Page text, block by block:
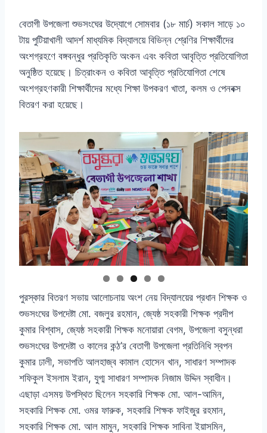
e
r
বেতাগী উপজেলা শুভসংঘের উদ্যোগে সোমবার (১৮ মার্চ) সকাল সাড়ে ১০
টায় পুটিয়াখালী আদর্শ মাধ্যমিক বিদ্যালয়ে বিভিন্ন শ্রেণির শিক্ষার্থীদের
অংশগ্রহণে বঙ্গবন্ধুর প্রতিকৃতি অংকন এবং কবিতা আবৃত্তি প্রতিযোগিতা
অনুষ্ঠিত হয়েছে। চিত্রাংকন ও কবিতা আবৃত্তি প্রতিযোগিতা শেষে
অংশগ্রহণকারী শিক্ষার্থীদের মধ্যে শিক্ষা উপকরণ খাতা, কলম ও পেনবক্স
বিতরণ করা হয়েছে।
পুরস্কার বিতরণ সভায় আলোচনায় অংশ নেয় বিদ্যালয়ের প্রধান শিক্ষক ও
শুভসংঘের উপদেষ্টা মো. বজলুর রহমান, জ্যেষ্ঠ সহকারী শিক্ষক প্রদীপ
কুমার বিশ্বাস, জ্যেষ্ঠ সহকারী শিক্ষক মনোয়ারা বেগম, উপজেলা বসুন্ধরা
শুভসংঘের উপদেষ্টা ও কালের কন্ঠ’র বেতাগী উপজেলা প্রতিনিধি স্বপন
কুমার ঢালী, সভাপতি আলহাজ্ব কামাল হোসেন খান, সাধারণ সম্পাদক
শফিকুল ইসলাম ইরান, যুগ্ম সাধারণ সম্পাদক নিজাম উদ্দিন স্বাধীন।
এছাড়া এসময় উপস্থিত ছিলেন সহকারি শিক্ষক মো. আল-আমিন,
সহকারি শিক্ষক মো. ওমর ফারুক, সহকারি শিক্ষক ফাইজুর রহমান,
সহকারি শিক্ষক মো. আল মামুন, সহকারি শিক্ষক সাবিনা ইয়াসমিন,